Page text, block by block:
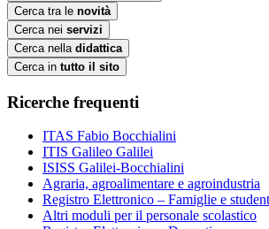
Cerca tra le novità
Cerca nei servizi
Cerca nella didattica
Cerca in tutto il sito
Ricerche frequenti
ITAS Fabio Bocchialini
ITIS Galileo Galilei
ISISS Galilei-Bocchialini
Agraria, agroalimentare e agroindustria
Registro Elettronico – Famiglie e
Altri moduli per il personale scolastico